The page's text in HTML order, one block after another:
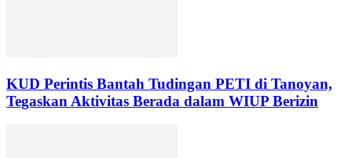
KUD Perintis Bantah Tudingan PETI di Tanoyan,
Tegaskan Aktivitas Berada dalam WIUP Berizin